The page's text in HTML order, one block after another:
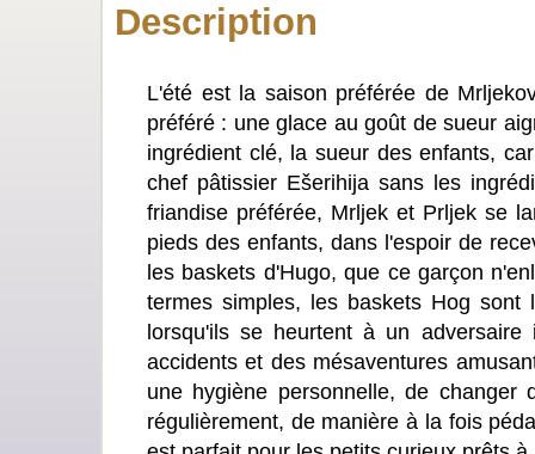
Description
L'été est la saison préférée de
préféré : une glace au goût de sueur
ingrédient clé, la sueur des enfants,
chef pâtissier Ešerihija sans les
friandise préférée, Mrljek et Prljek se
pieds des enfants, dans l'espoir de
les baskets d'Hugo, que ce garçon
termes simples, les baskets Hog sont
lorsqu'ils se heurtent à un
accidents et des mésaventures
une hygiène personnelle, de
régulièrement, de manière à la fois